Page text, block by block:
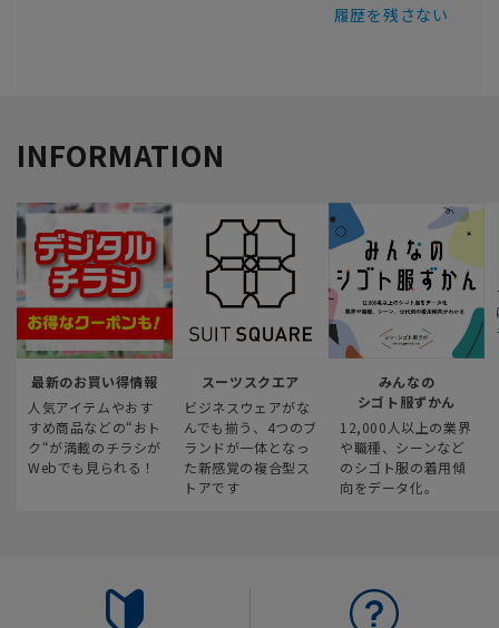
履歴を残さない
INFORMATION
最新のお買い得情報
人気アイテムやおす
すめ商品などの“おト
ク“が満載のチラシが
Webでも見られる！
スーツスクエア
ビジネスウェアがな
んでも揃う、4つのブ
ランドが一体となっ
た新感覚の複合型ス
トアです
みんなの
シゴト服ずかん
12,000人以上の業界
や職種、シーンなど
のシゴト服の着用傾
向をデータ化。